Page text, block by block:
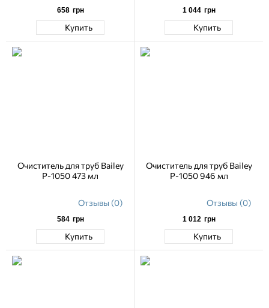
658 грн
Купить
1 044 грн
Купить
Очиститель для труб Bailey
P-1050 473 мл
Отзывы (0)
584 грн
Купить
Очиститель для труб Bailey
P-1050 946 мл
Отзывы (0)
1 012 грн
Купить